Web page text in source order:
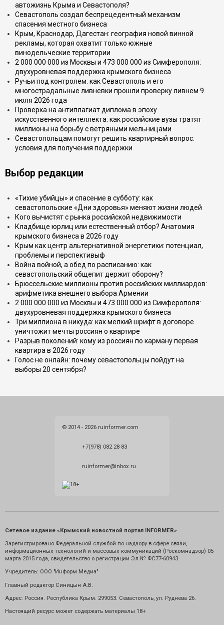
автожизнь Крыма и Севастополя?
Севастополь создал беспрецедентный механизм
спасения местного бизнеса
Крым, Краснодар, Дагестан: география новой винной
рекламы, которая охватит только южные
винодельческие территории
2 000 000 000 из Москвы и 473 000 000 из Симферополя:
двухуровневая поддержка крымского бизнеса
Ручьи под контролем: как Севастополь и его
многострадальные ливнёвки прошли проверку ливнем 9
июля 2026 года
Проверка на антиплагиат диплома в эпоху
искусственного интеллекта: как российские вузы тратят
миллионы на борьбу с ветряными мельницами
Севастопольцам помогут решить квартирный вопрос:
условия для получения поддержки
Выбор редакции
«Тихие убийцы» и спасение в субботу: как
севастопольские «Дни здоровья» меняют жизни людей
Кого вычистят с рынка российской недвижимости
Кладбище юрлиц или естественный отбор? Анатомия
крымского бизнеса в 2026 году
Крым как центр альтернативной энергетики: потенциал,
проблемы и перспективыф
Война войной, а обед по расписанию: как
севастопольский общепит держит оборону?
Брюссельские миллионы против российских миллиардов:
арифметика внешнего выбора Армении
2 000 000 000 из Москвы и 473 000 000 из Симферополя:
двухуровневая поддержка крымского бизнеса
Три миллиона в никуда: как мелкий шрифт в договоре
уничтожит мечты россиян о квартире
Разрыв поколений: кому из россиян по карману первая
квартира в 2026 году
Голос не онлайн: почему севастопольцы пойдут на
выборы 20 сентября?
© 2014 - 2026 ruinformer.com
+7(978) 082 28 83
ruinformer@inbox.ru
Сетевое издание «Крымский новостной портал INFORMER»
Зарегистрировано Федеральной службой по надзору в сфере связи,
информационных технологий и массовых коммуникаций (Роскомнадзор) 05
марта 2015 года, свидетельство о регистрации Эл № ФС77-60943.
Учредитель: ООО "Информ Медиа"
Главный редактор Синицын А.В.
Адрес: Россия. Республика Крым. 299053. Севастополь, ул. Руднева 26.
Настоящий ресурс может содержать материалы 18+